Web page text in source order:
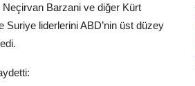
Neçirvan Barzani ve diğer Kürt
Suriye liderlerini ABD’nin üst düzey